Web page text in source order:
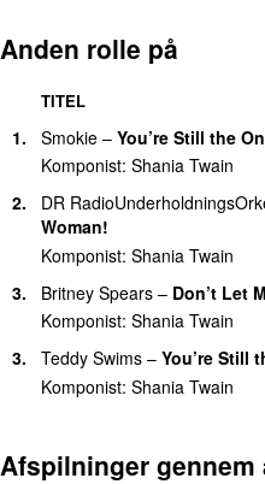
28. Stranger Things
Whatever You Do ! Don’t !
28.
When You Kiss Me (Pop
The Woman in Me Needs
28.
You’re still the one (radio
You’ve Got a Way
Anden rolle på
TITEL
1. Smokie – You’re Still the
Komponist: Shania Twain
2.
DR
Woman!
Komponist: Shania Twain
3.
Britney Spears – Don’t Let
Komponist: Shania Twain
3.
Teddy Swims – You’re Still
Komponist: Shania Twain
Afspilninger gennem